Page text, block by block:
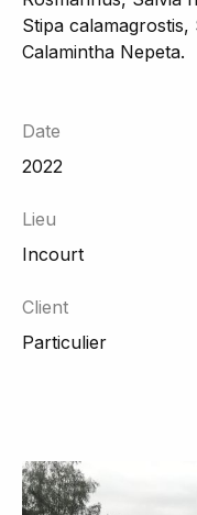
Stipa
Calamintha Nepeta.
Date
2022
Lieu
Incourt
Client
Particulier